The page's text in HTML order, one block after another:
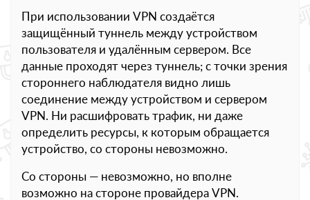
При использовании VPN создаётся
защищённый туннель между устройством
пользователя и удалённым сервером. Все
данные проходят через туннель; с точки зрения
стороннего наблюдателя видно лишь
соединение между устройством и сервером
VPN. Ни расшифровать трафик, ни даже
определить ресурсы, к которым обращается
устройство, со стороны невозможно.
Со стороны — невозможно, но вполне
возможно на стороне провайдера VPN.